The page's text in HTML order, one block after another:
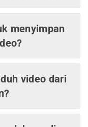
menyimpan
video dari